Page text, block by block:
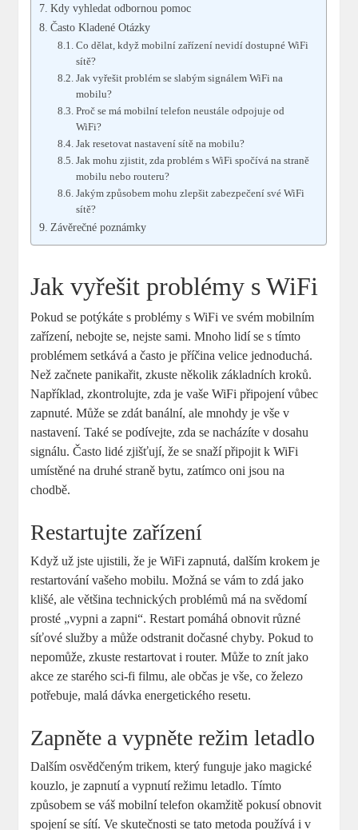
Kdy vyhledat odbornou pomoc
Často Kladené Otázky
Co dělat, když mobilní zařízení nevidí dostupné WiFi
sítě?
Jak vyřešit problém se slabým signálem WiFi na
mobilu?
Proč se má mobilní telefon neustále odpojuje od
WiFi?
Jak resetovat nastavení sítě na mobilu?
Jak mohu zjistit, zda problém s WiFi spočívá na straně
mobilu nebo routeru?
Jakým způsobem mohu zlepšit zabezpečení své WiFi
sítě?
Závěrečné poznámky
Jak vyřešit problémy s WiFi
Pokud se potýkáte s problémy s WiFi ve svém mobilním
zařízení, nebojte se, nejste sami. Mnoho lidí se s tímto
problémem setkává a často je příčina velice jednoduchá.
Než začnete panikařit, zkuste několik základních kroků.
Například, zkontrolujte, zda je vaše WiFi připojení vůbec
zapnuté. Může se zdát banální, ale mnohdy je vše v
nastavení. Také se podívejte, zda se nacházíte v dosahu
signálu. Často lidé zjišťují, že se snaží připojit k WiFi
umístěné na druhé straně bytu, zatímco oni jsou na
chodbě.
Restartujte zařízení
Když už jste ujistili, že je WiFi zapnutá, dalším krokem je
restartování vašeho mobilu. Možná se vám to zdá jako
klišé, ale většina technických problémů má na svědomí
prosté „vypni a zapni“. Restart pomáhá obnovit různé
síťové služby a může odstranit dočasné chyby. Pokud to
nepomůže, zkuste restartovat i router. Může to znít jako
akce ze starého sci-fi filmu, ale občas je vše, co železo
potřebuje, malá dávka energetického resetu.
Zapněte a vypněte režim letadlo
Dalším osvědčeným trikem, který funguje jako magické
kouzlo, je zapnutí a vypnutí režimu letadlo. Tímto
způsobem se váš mobilní telefon okamžitě pokusí obnovit
spojení se sítí. Ve skutečnosti se tato metoda používá i v